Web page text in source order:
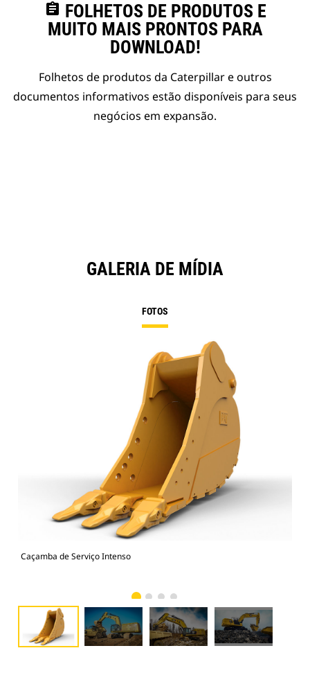
assignment FOLHETOS DE PRODUTOS E
MUITO MAIS PRONTOS PARA
DOWNLOAD!
Folhetos de produtos da Caterpillar e outros
documentos informativos estão disponíveis para seus
negócios em expansão.
GALERIA DE MÍDIA
FOTOS
Caçamba de Serviço Intenso